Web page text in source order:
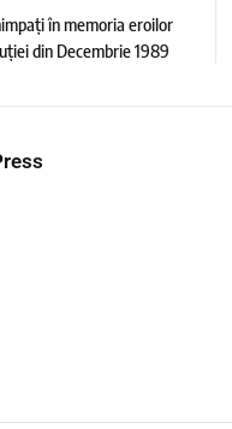
în memoria eroilor
din Decembrie 1989